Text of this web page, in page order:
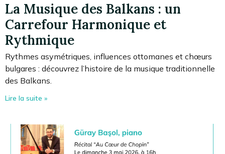
La Musique des Balkans : un
Carrefour Harmonique et
Rythmique
Rythmes asymétriques, influences ottomanes et chœurs
bulgares : découvrez l’histoire de la musique traditionnelle
des Balkans.
Lire la suite »